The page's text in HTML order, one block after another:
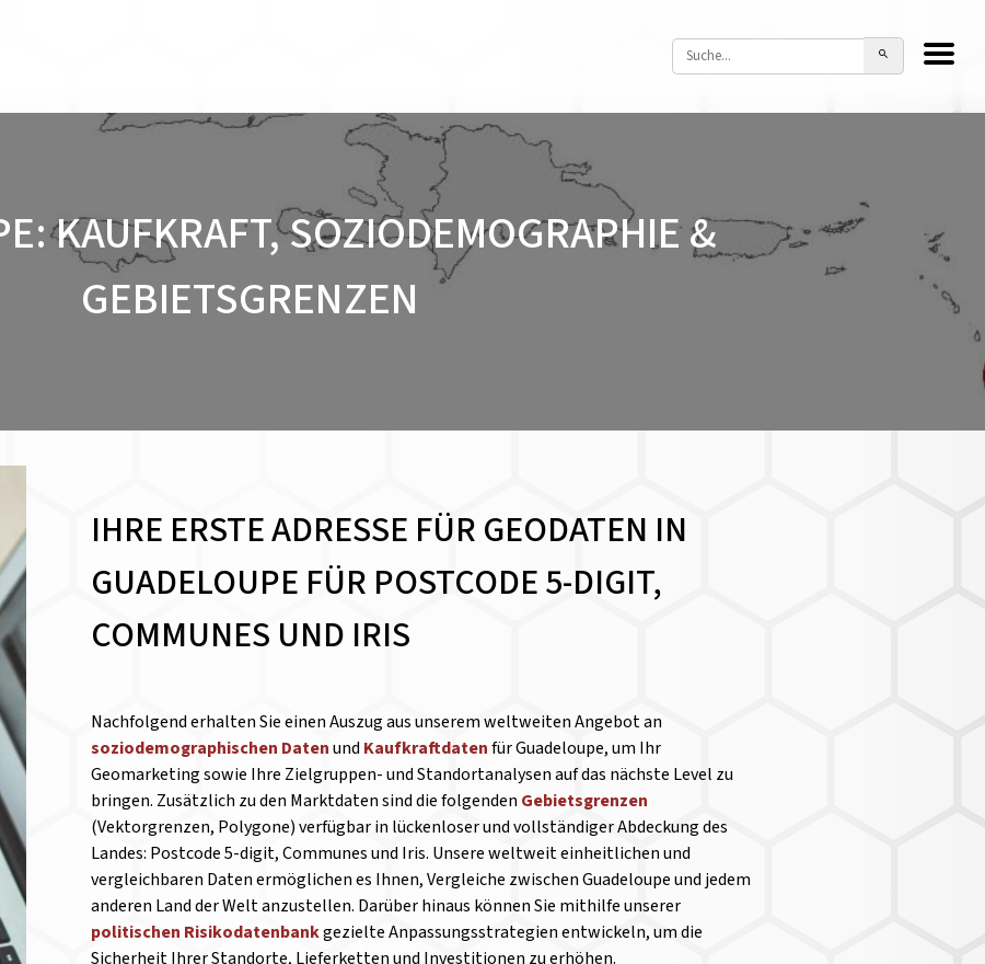
KAUFKRAFT, SOZIODEMOGRAPHIE &
GEBIETSGRENZEN
IHRE ERSTE ADRESSE FÜR GEODATEN IN
GUADELOUPE FÜR POSTCODE 5-DIGIT,
COMMUNES UND IRIS
Nachfolgend erhalten Sie einen Auszug aus unserem weltweiten Angebot an
soziodemographischen Datenund Kaufkraftdatenfür Guadeloupe, um Ihr
Geomarketing sowie Ihre Zielgruppen- und Standortanalysen auf das nächste Level zu
bringen. Zusätzlich zu den Marktdaten sind die folgenden Gebietsgrenzen
(Vektorgrenzen, Polygone) verfügbar in lückenloser und vollständiger Abdeckung des
Landes: Postcode 5-digit, Communes und Iris. Unsere weltweit einheitlichen und
vergleichbaren Daten ermöglichen es Ihnen, Vergleiche zwischen Guadeloupe und jedem
anderen Land der Welt anzustellen. Darüber hinaus können Sie mithilfe unserer
politischen Risikodatenbankgezielte Anpassungsstrategien entwickeln, um die
Sicherheit Ihrer Standorte, Lieferketten und Investitionen zu erhöhen.